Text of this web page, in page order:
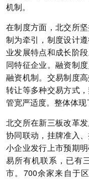
机制。
在制度方面，北交所
制为牵引，制度设计
业发展特点和成长阶
同特征企业。融资制
融资机制。交易制度
转让等多种交易方式
管宽严适度。整体体现
北交所在新三板改革
协同联动，挂牌准入
小企业发行上市预期
易所有机联系，已有
市。700余家来自于